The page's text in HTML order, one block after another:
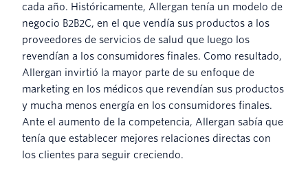
cada año. Históricamente, Allergan tenía un modelo de
negocio B2B2C, en el que vendía sus productos a los
proveedores de servicios de salud que luego los
revendían a los consumidores finales. Como resultado,
Allergan invirtió la mayor parte de su enfoque de
marketing en los médicos que revendían sus productos
y mucha menos energía en los consumidores finales.
Ante el aumento de la competencia, Allergan sabía que
tenía que establecer mejores relaciones directas con
los clientes para seguir creciendo.